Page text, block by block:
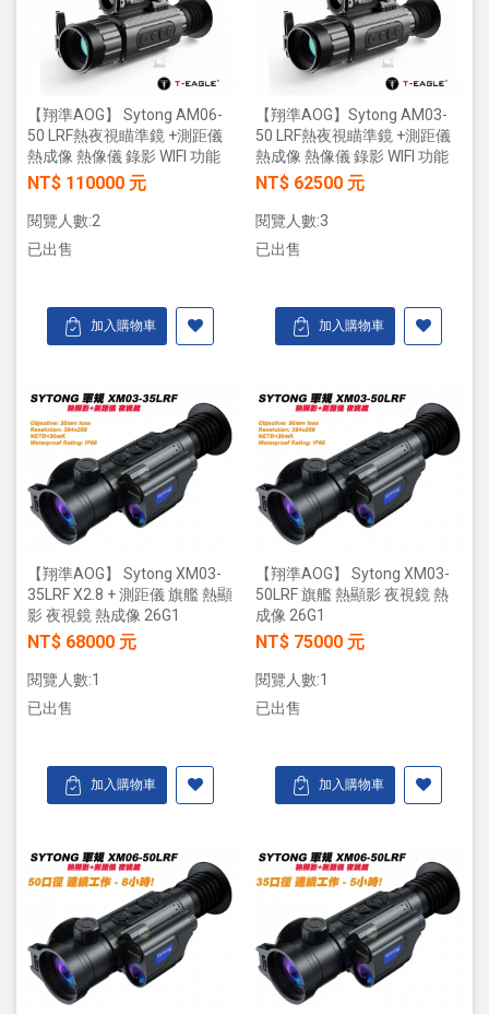
【翔準AOG】 Sytong AM06-
50 LRF熱夜視瞄準鏡 +測距儀
熱成像 熱像儀 錄影 WIFI 功能
NT$ 110000 元
閱覽人數:2
已出售
加入購物車
【翔準AOG】Sytong AM03-
50 LRF熱夜視瞄準鏡 +測距儀
熱成像 熱像儀 錄影 WIFI 功能
NT$ 62500 元
閱覽人數:3
已出售
加入購物車
【翔準AOG】 Sytong XM03-
35LRF X2.8 + 測距儀 旗艦 熱顯
影 夜視鏡 熱成像 26G1
NT$ 68000 元
閱覽人數:1
已出售
加入購物車
【翔準AOG】 Sytong XM03-
50LRF 旗艦 熱顯影 夜視鏡 熱
成像 26G1
NT$ 75000 元
閱覽人數:1
已出售
加入購物車